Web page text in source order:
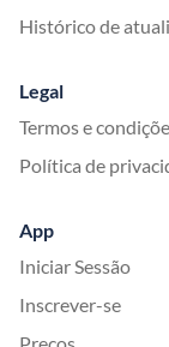
Histórico de
Legal
Termos e
Política de
App
Iniciar Sessão
Inscrever-se